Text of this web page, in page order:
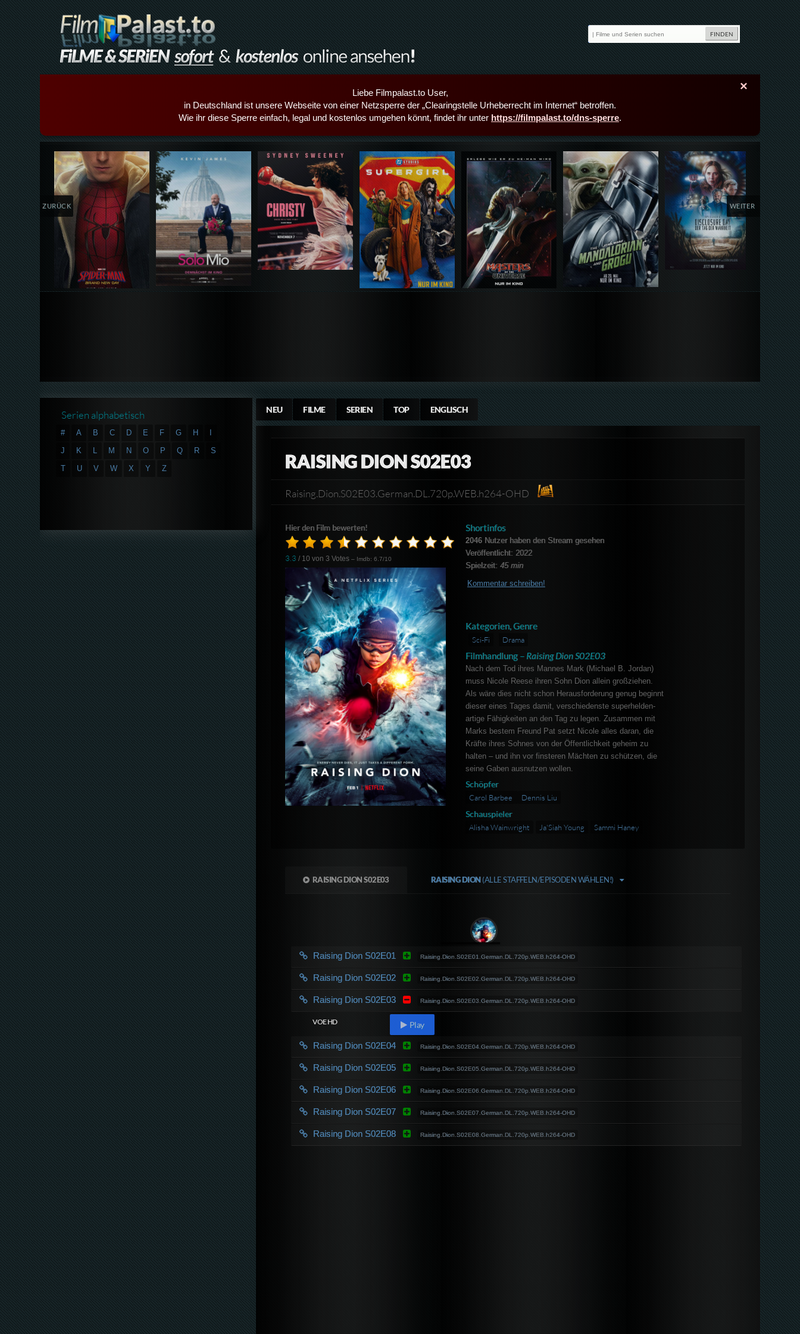
×
Liebe Filmpalast.to User,
in Deutschland ist unsere Webseite von einer Netzsperre der „Clearingstelle Urheberrecht im Internet“ betroffen.
Wie ihr diese Sperre einfach, legal und kostenlos umgehen könnt, findet ihr unter https://filmpalast.to/dns-sperre.
Details,Play Details,Play Details,Play Details,Play Details,Play Details,Play Details,Play
ZURÜCK WEITER
NEU FILME SERIEN TOP ENGLISCH
RAISING DION S02E03
Raising.Dion.S02E03.German.DL.720p.WEB.h264-OHD
Hier den Film bewerten!
3.3 / 10 von3 Votes – Imdb: 6.7/10
Shortinfos
2046Nutzer haben den Stream gesehen
Veröffentlicht: 2022
Spielzeit: 45 min
Kommentar schreiben!
Kategorien, Genre
Sci-Fi Drama
Filmhandlung – Raising Dion S02E03
Nach dem Tod ihres Mannes Mark (Michael B. Jordan)
muss Nicole Reese ihren Sohn Dion allein großziehen.
Als wäre dies nicht schon Herausforderung genug beginnt
dieser eines Tages damit, verschiedenste superhelden-
artige Fähigkeiten an den Tag zu legen. Zusammen mit
Marks bestem Freund Pat setzt Nicole alles daran, die
Kräfte ihres Sohnes von der Öffentlichkeit geheim zu
halten – und ihn vor finsteren Mächten zu schützen, die
seine Gaben ausnutzen wollen.
Schöpfer
Carol Barbee Dennis Liu
Schauspieler
Alisha Wainwright Ja'Siah Young Sammi Haney
RAISING DION S02E03 RAISING DION(ALLE STAFFELN/EPISODEN WÄHLEN!)
Raising Dion S02E01 Raising.Dion.S02E01.German.DL.720p.WEB.h264-OHD
Raising Dion S02E02 Raising.Dion.S02E02.German.DL.720p.WEB.h264-OHD
Raising Dion S02E03 Raising.Dion.S02E03.German.DL.720p.WEB.h264-OHD
VOE HD Play
Raising Dion S02E04 Raising.Dion.S02E04.German.DL.720p.WEB.h264-OHD
Raising Dion S02E05 Raising.Dion.S02E05.German.DL.720p.WEB.h264-OHD
Raising Dion S02E06 Raising.Dion.S02E06.German.DL.720p.WEB.h264-OHD
Raising Dion S02E07 Raising.Dion.S02E07.German.DL.720p.WEB.h264-OHD
Raising Dion S02E08 Raising.Dion.S02E08.German.DL.720p.WEB.h264-OHD
Serien alphabetisch
# A B C D E F G H
J
K L M N O P Q R
S
T
U V W X Y Z